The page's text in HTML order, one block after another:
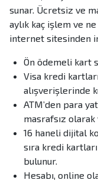
sunar. Ücretsiz ve
aylık kaç işlem ve
internet sitesinden
Ön ödemeli kart
Visa kredi
alışverişlerinde
ATM’den para
masrafsız
16 haneli dijital
sıra kredi
bulunur.
Hesabı, online